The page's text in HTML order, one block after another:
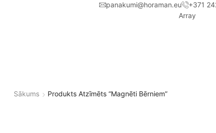
panakumi@horaman.eu +371
Array
Sākums Produkts Atzīmēts “magnēti Bērniem”